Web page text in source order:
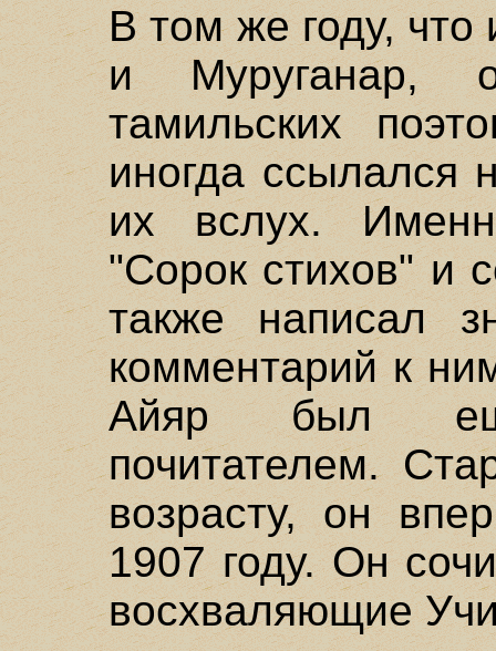
В том же году,
и Муруганар,
тамильских
иногда ссылался
их вслух.
"Сорок стихов" и
также написал
комментарий к
Айяр был
почитателем.
возрасту, он
1907 году. Он
восхваляющие